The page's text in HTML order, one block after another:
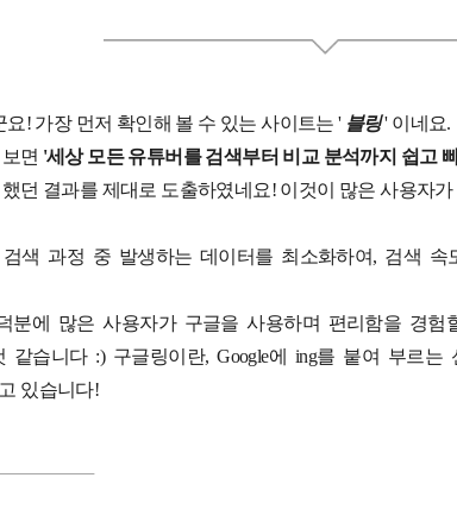
! 가장 먼저 확인해 볼 수 있는 사이트는 ' 블링' 이네요.
면 '세상 모든 유튜버를 검색부터 비교 분석까지 쉽고
던 결과를 제대로 도출하였네요! 이것이 많은 사용자
색 과정 중 발생하는 데이터를 최소화하여, 검색
분에 많은 사용자가 구글을 사용하며 편리함을 경험
같습니다 :) 구글링이란, Google에 ing를 붙여 부르
있습니다!